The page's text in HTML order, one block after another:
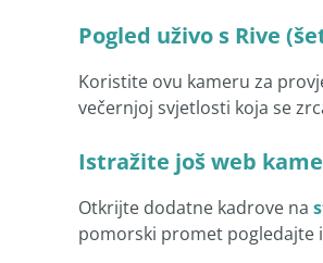
Pogled uživo s Rive
Koristite ovu kameru za
večernjoj svjetlosti koja se
Istražite još web
Otkrijte dodatne kadrove na
pomorski promet pogledajte i